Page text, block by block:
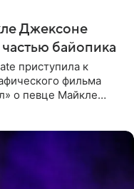
Джексоне
байопика
приступила к
фильма
о певце Майкле